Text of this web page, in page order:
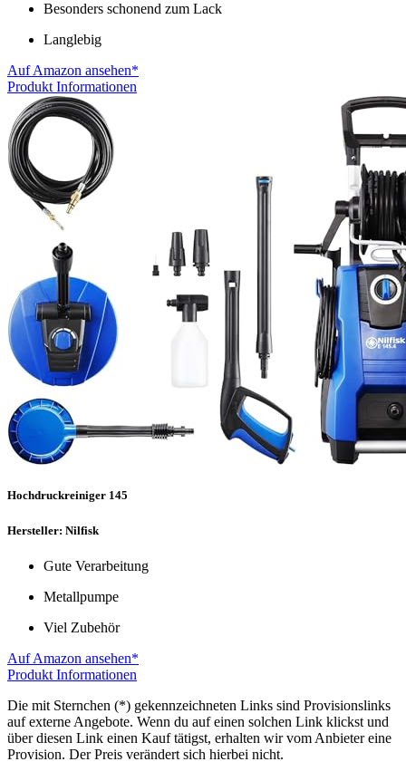
Besonders schonend zum Lack
Langlebig
Auf Amazon ansehen*
Produkt Informationen
Hochdruckreiniger 145
Hersteller: Nilfisk
Gute Verarbeitung
Metallpumpe
Viel Zubehör
Auf Amazon ansehen*
Produkt Informationen
Die mit Sternchen (*) gekennzeichneten Links sind Provisionslinks
auf externe Angebote. Wenn du auf einen solchen Link klickst und
über diesen Link einen Kauf tätigst, erhalten wir vom Anbieter eine
Provision. Der Preis verändert sich hierbei nicht.